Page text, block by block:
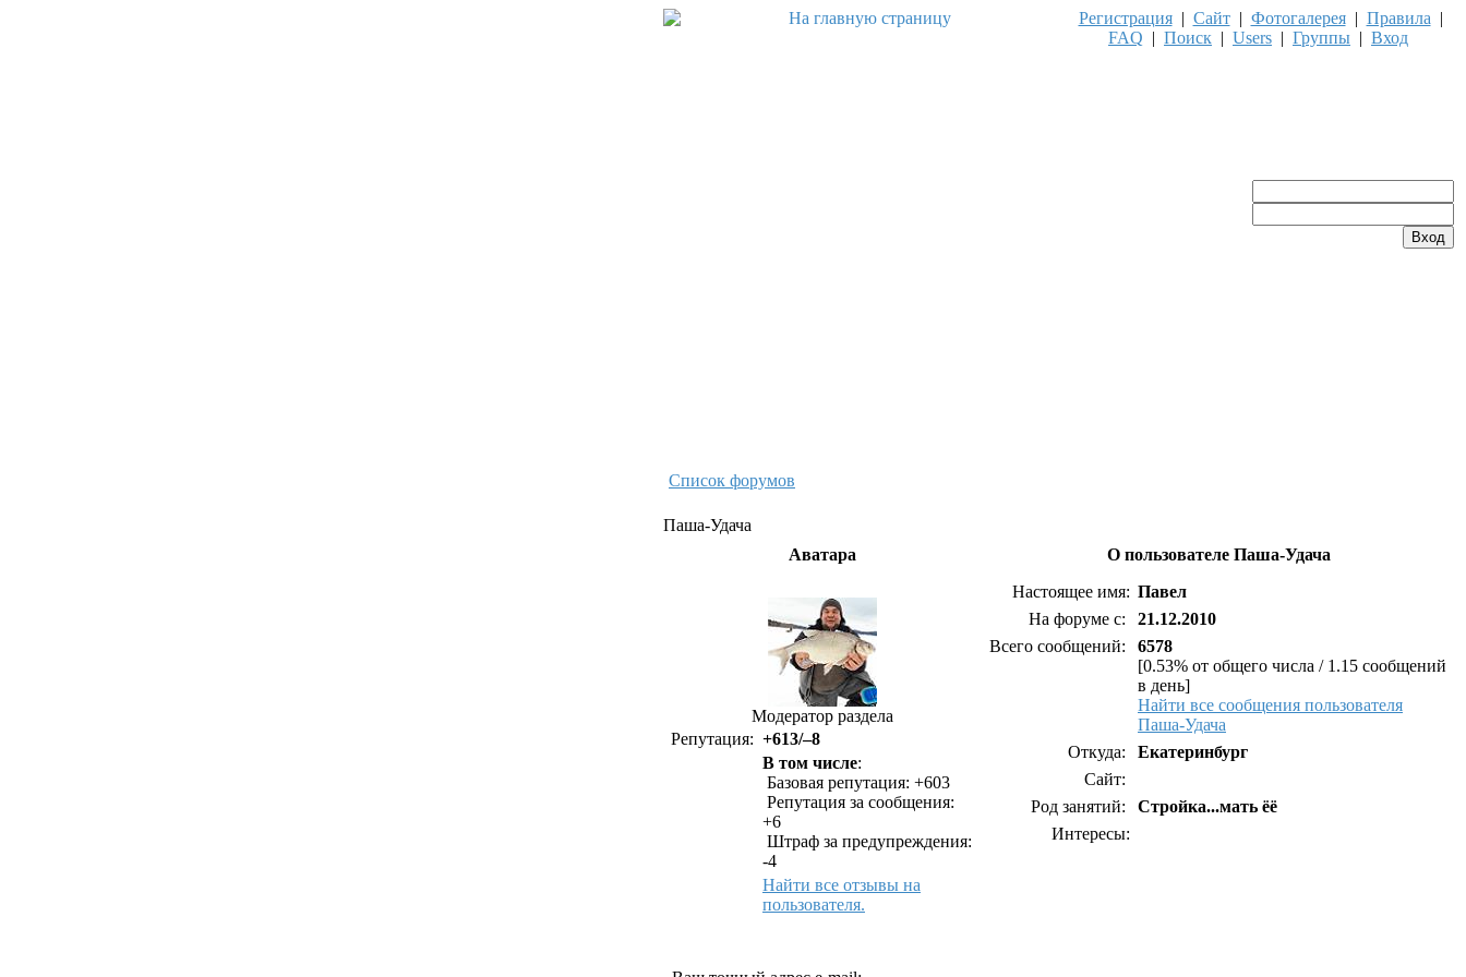
Регистрация| Сайт| Фотогалерея| Правила |
FAQ | Поиск | Users | Группы | Вход
Список форумов
Паша-Удача
Аватара
О пользователе Паша-Удача
Модератор раздела
Репутация: +613/–8
В том числе:
Базовая репутация: +603
Репутация за сообщения:
+6
Штраф за предупреждения:
-4
Найти все отзывы на
пользователя.
Настоящее имя: Павел
На форуме с:
21.12.2010
Всего сообщений:
6578
[0.53% от общего числа / 1.15 сообщений
в день]
Найти все сообщения пользователя
Паша-Удача
Откуда:
Екатеринбург
Сайт:
Род занятий:
Стройка...мать ёё
Интересы: